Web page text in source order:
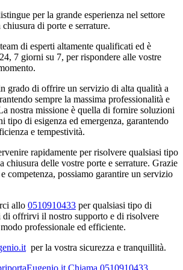
per la grande esperienza nel settore
di porte e serrature.
di esperti altamente qualificati ed è
7 giorni su 7, per rispondere alle vostre
grado di offrire un servizio di alta qualità a
sempre la massima professionalità e
nostra missione è quella di fornire soluzioni
tipo di esigenza ed emergenza, garantendo
e tempestività.
rapidamente per risolvere qualsiasi tipo
chiusura delle vostre porte e serrature. Grazie
competenza, possiamo garantire un servizio
allo 0510910433 per qualsiasi tipo di
di offrirvi il nostro supporto e di risolvere
professionale ed efficiente.
per la vostra sicurezza e tranquillità.
Chiama 0510910433